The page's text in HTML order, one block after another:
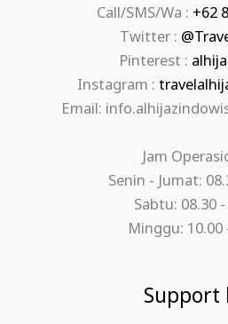
Call/SMS/Wa : +62
Twitter :
Pinterest :
Instagram :
Email:
Jam
Senin - Jumat:
Sabtu: 08.30
Minggu: 10.00
Support